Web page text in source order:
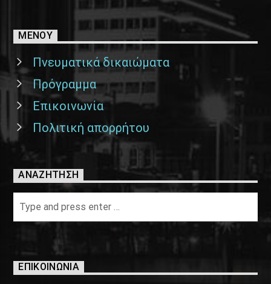
ΜΕΝΟΥ
Πνευματικά δικαιώματα
Πρόγραμμα
Επικοινωνία
Πολιτική απορρήτου
ΑΝΑΖΉΤΗΣΗ
ΕΠΙΚΟΙΝΩΝΊΑ